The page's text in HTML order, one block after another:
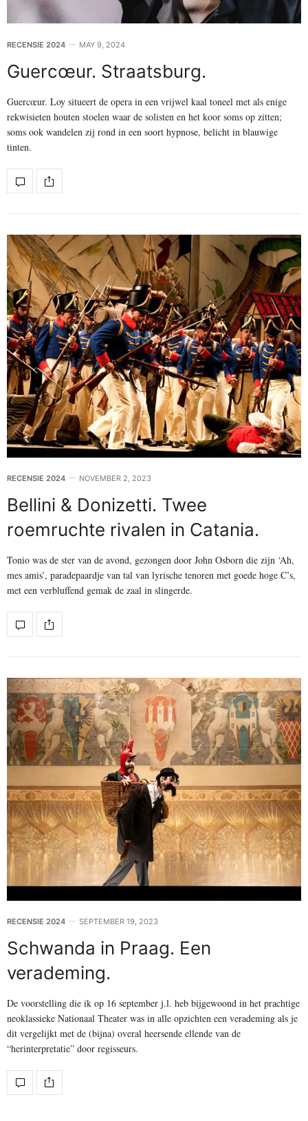
RECENSIE 2024 MAY 9, 2024
Guercœur. Straatsburg.
Guercœur. Loy situeert de opera in een vrijwel kaal toneel met als enige
rekwisieten houten stoelen waar de solisten en het koor soms op zitten;
soms ook wandelen zij rond in een soort hypnose, belicht in blauwige
tinten.
RECENSIE 2024 NOVEMBER 2, 2023
Bellini & Donizetti. Twee
roemruchte rivalen in Catania.
Tonio was de ster van de avond, gezongen door John Osborn die zijn ‘Ah,
mes amis’, paradepaardje van tal van lyrische tenoren met goede hoge C’s,
met een verbluffend gemak de zaal in slingerde.
RECENSIE 2024 SEPTEMBER 19, 2023
Schwanda in Praag. Een
verademing.
De voorstelling die ik op 16 september j.l. heb bijgewoond in het prachtige
neoklassieke Nationaal Theater was in alle opzichten een verademing als je
dit vergelijkt met de (bijna) overal heersende ellende van de
“herinterpretatie” door regisseurs.